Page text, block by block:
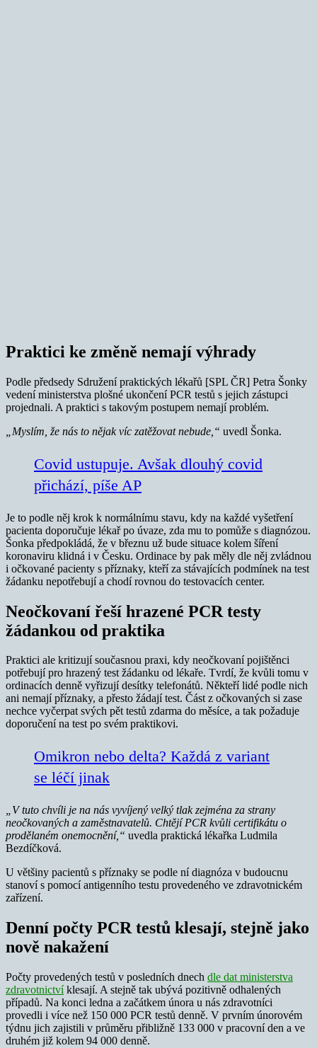
Praktici ke změně nemají výhrady
Podle předsedy Sdružení praktických lékařů [SPL ČR] Petra Šonky
vedení ministerstva plošné ukončení PCR testů s jejich zástupci
projednali. A praktici s takovým postupem nemají problém.
„Myslím, že nás to nějak víc zatěžovat nebude,“ uvedl Šonka.
Covid ustupuje. Avšak dlouhý covid
přichází, píše AP
Je to podle něj krok k normálnímu stavu, kdy na každé vyšetření
pacienta doporučuje lékař po úvaze, zda mu to pomůže s diagnózou.
Šonka předpokládá, že v březnu už bude situace kolem šíření
koronaviru klidná i v Česku. Ordinace by pak měly dle něj zvládnou
i očkované pacienty s příznaky, kteří za stávajících podmínek na test
žádanku nepotřebují a chodí rovnou do testovacích center.
Neočkovaní řeší hrazené PCR testy
žádankou od praktika
Praktici ale kritizují současnou praxi, kdy neočkovaní pojištěnci
potřebují pro hrazený test žádanku od lékaře. Tvrdí, že kvůli tomu v
ordinacích denně vyřizují desítky telefonátů. Někteří lidé podle nich
ani nemají příznaky, a přesto žádají test. Část z očkovaných si zase
nechce vyčerpat svých pět testů zdarma do měsíce, a tak požaduje
doporučení na test po svém praktikovi.
Omikron nebo delta? Každá z variant
se léčí jinak
„V tuto chvíli je na nás vyvíjený velký tlak zejména za strany
neočkovaných a zaměstnavatelů. Chtějí PCR kvůli certifikátu o
prodělaném onemocnění,“ uvedla praktická lékařka Ludmila
Bezdíčková.
U většiny pacientů s příznaky se podle ní diagnóza v budoucnu
stanoví s pomocí antigenního testu provedeného ve zdravotnickém
zařízení.
Denní počty PCR testů klesají, stejně jako
nově nakažení
Počty provedených testů v posledních dnech dle dat ministerstva
zdravotnictvíklesají. A stejně tak ubývá pozitivně odhalených
případů. Na konci ledna a začátkem února u nás zdravotníci
provedli i více než 150 000 PCR testů denně. V prvním únorovém
týdnu jich zajistili v průměru přibližně 133 000 v pracovní den a ve
druhém již kolem 94 000 denně.